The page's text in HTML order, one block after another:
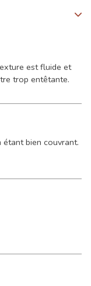
est fluide et
trop entêtante.
bien couvrant.